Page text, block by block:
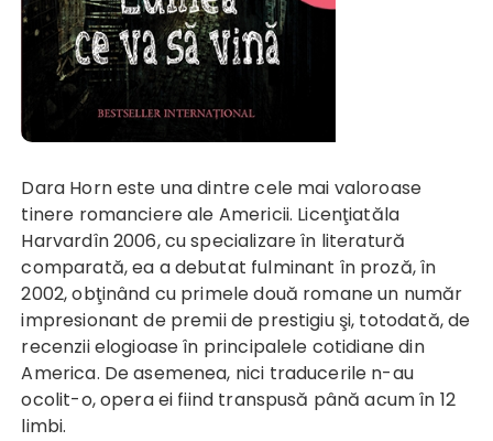
Dara Horn este una dintre cele mai valoroase
tinere romanciere ale Americii. Licenţiatăla
Harvardîn 2006, cu specializare în literatură
comparată, ea a debutat fulminant în proză, în
2002, obţinând cu primele două romane un număr
impresionant de premii de prestigiu şi, totodată, de
recenzii elogioase în principalele cotidiane din
America. De asemenea, nici traducerile n-au
ocolit-o, opera ei fiind transpusă până acum în 12
limbi.